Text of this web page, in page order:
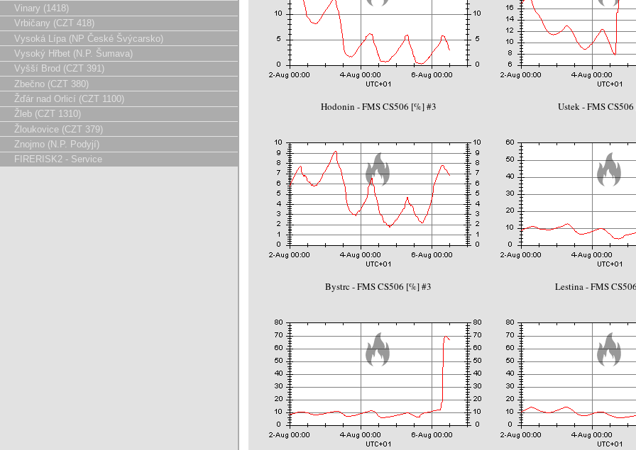
Vinary (1418)
Vrbičany (CZT 418)
Vysoká Lípa (NP České Švýcarsko)
Vysoký Hřbet (N.P. Šumava)
Vyšší Brod (CZT 391)
Zbečno (CZT 380)
Žďár nad Orlicí (CZT 1100)
Žleb (CZT 1310)
Žloukovice (CZT 379)
Znojmo (N.P. Podyjí)
FIRERISK2 - Service
Hodonin - FMS CS506 [%] #3 Ustek - FMS
Bystrc - FMS CS506 [%] #3 Lestina - FMS